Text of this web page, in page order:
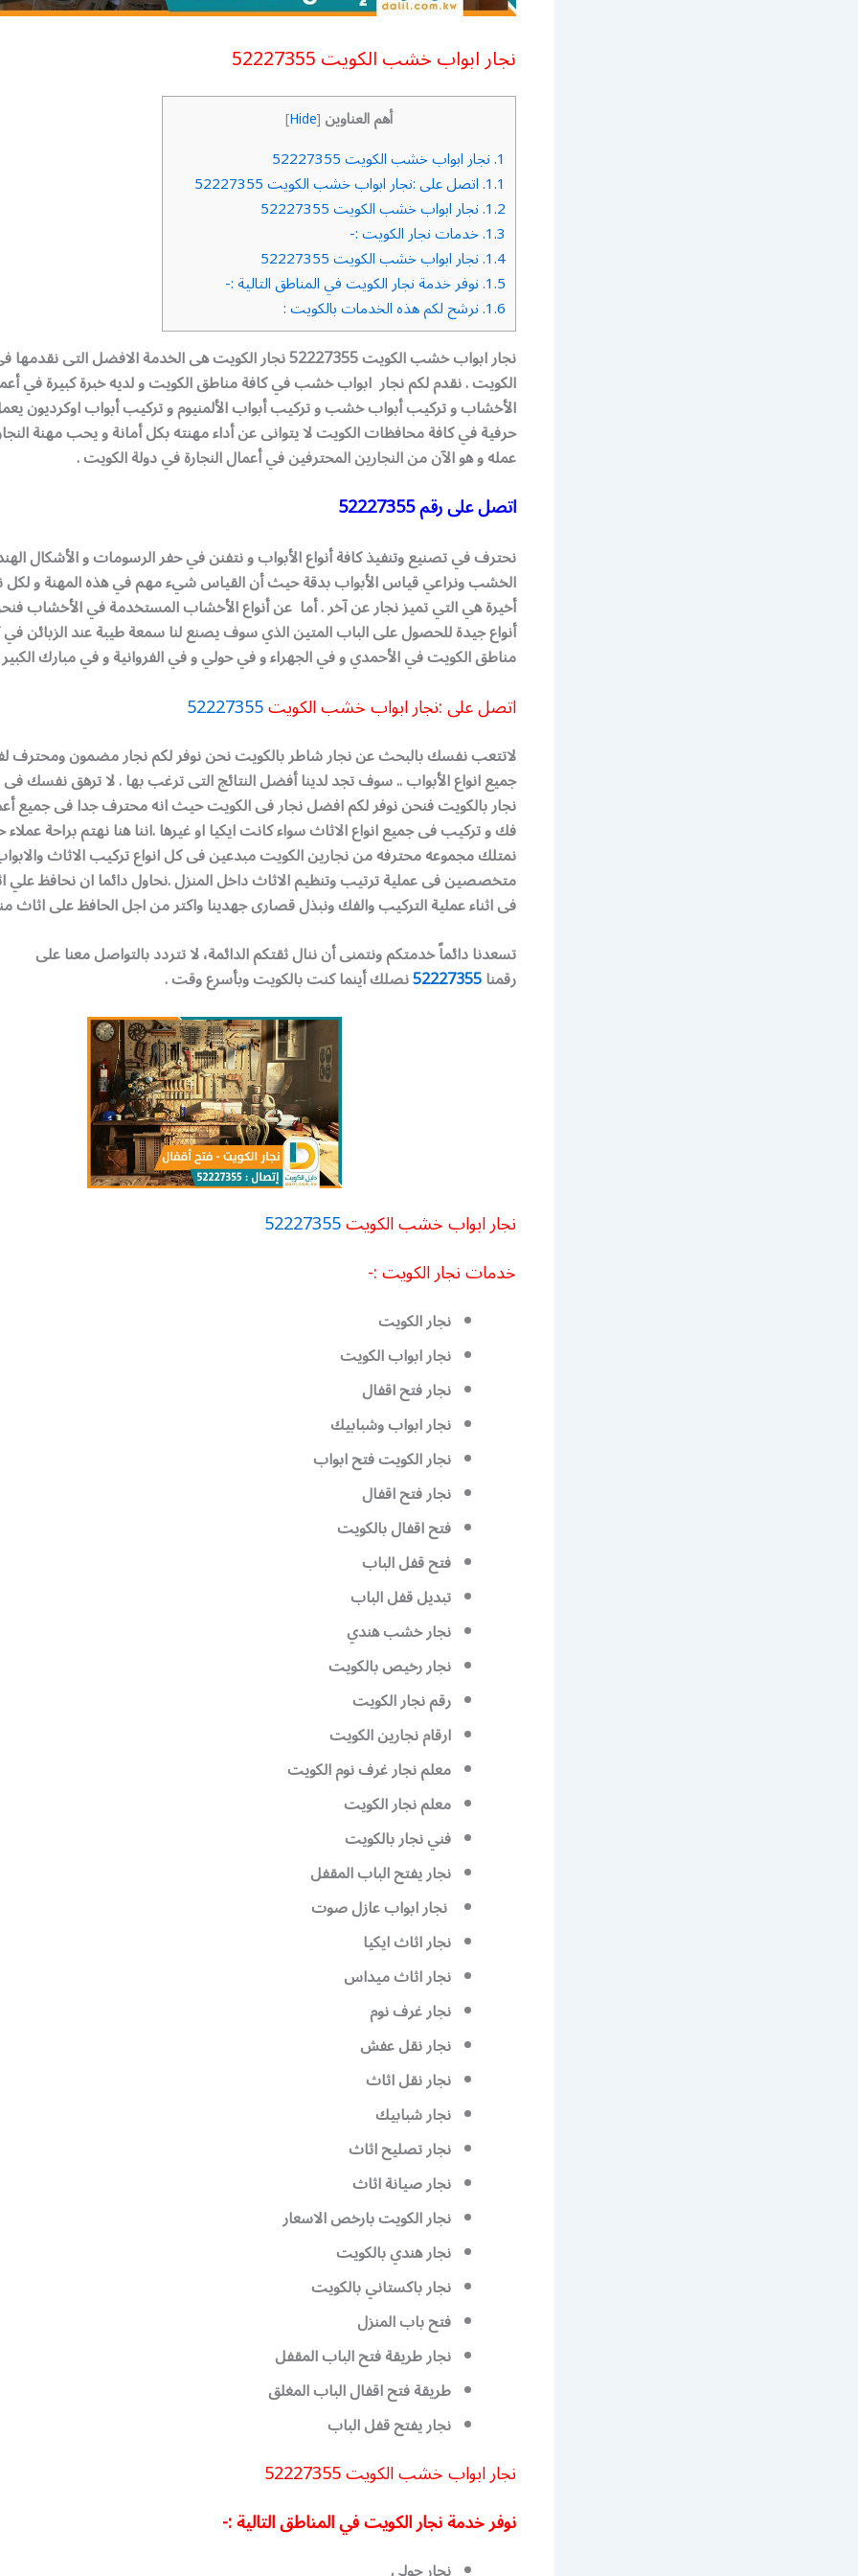
نجار ابواب خشب الكويت 52227355
أهم العناوين [
Hide
]
1. نجار ابواب خشب الكويت 52227355
1.1. اتصل على :نجار ابواب خشب الكويت 52227355
1.2. نجار ابواب خشب الكويت 52227355
1.3. خدمات نجار الكويت :-
1.4. نجار ابواب خشب الكويت 52227355
1.5. نوفر خدمة نجار الكويت في المناطق التالية :-
1.6. نرشح لكم هذه الخدمات بالكويت :
نجار ابواب خشب الكويت 52227355 نجار الكويت هى الخدمة الافضل التى
الكويت . نقدم لكم نجار ابواب خشب في كافة مناطق الكويت و لديه خبرة كبيرة في
الأخشاب و تركيب أبواب خشب و تركيب أبواب الألمنيوم و تركيب أبواب اوكرديون
حرفية في كافة محافظات الكويت لا يتوانى عن أداء مهنته بكل أمانة و يحب مهنة
عمله و هو الآن من النجارين المحترفين في أعمال النجارة في دولة الكويت .
اتصل على رقم52227355
نحترف في تصنيع وتنفيذ كافة أنواع الأبواب و نتفنن في حفر الرسومات و الأشكال
الخشب ونراعي قياس الأبواب بدقة حيث أن القياس شيء مهم في هذه المهنة و لكل
أخيرة هي التي تميز نجار عن آخر . أما عن أنواع الأخشاب المستخدمة في الأخشاب
أنواع جيدة للحصول على الباب المتين الذي سوف يصنع لنا سمعة طيبة عند الزبائن في
مناطق الكويت في الأحمدي و في الجهراء و في حولي و في الفروانية و في مبارك
اتصل على :نجار ابواب خشب الكويت52227355
لاتتعب نفسك بالبحث عن نجار شاطر بالكويت نحن نوفر لكم نجار مضمون ومحترف
جميع انواع الأبواب ..سوف تجد لدينا أفضل النتائج التى ترغب بها . لا ترهق نفسك
نجار بالكويت فنحن نوفر لكم افضل نجار فى الكويت حيث انه محترف جدا فى جميع
فك و تركيب فى جميع انواع الاثاث سواء كانت ايكيا او غيرها .اننا هنا نهتم براحة عملاء
نمتلك مجموعه محترفه من نجارين الكويت مبدعين فى كل انواع تركيب الاثاث
متخصصين فى عملية ترتيب وتنظيم الاثاث داخل المنزل .نحاول دائما ان نحافظ علي
فى اثناء عملية التركيب والفك ونبذل قصارى جهدينا واكتر من اجل الحافظ على اثاث
تسعدنا دائماً خدمتكم ونتمنى أن ننال ثقتكم الدائمة، لا تتردد بالتواصل معنا على
رقمنا52227355نصلك أينما كنت بالكويت وبأسرع وقت .
نجار ابواب خشب الكويت
خدمات نجار الكويت :-
نجار الكويت
نجار ابواب الكويت
نجار فتح اقفال
نجار ابواب وشبابيك
نجار الكويت فتح ابواب
نجار فتح اقفال
فتح اقفال بالكويت
فتح قفل الباب
تبديل قفل الباب
نجار خشب هندي
نجار رخيص بالكويت
رقم نجار الكويت
ارقام نجارين الكويت
معلم نجار غرف نوم الكويت
معلم نجار الكويت
فني نجار بالكويت
نجار يفتح الباب المقفل
نجار ابواب عازل صوت
نجار اثاث ايكيا
نجار اثاث ميداس
نجار غرف نوم
نجار نقل عفش
نجار نقل اثاث
نجار شبابيك
نجار تصليح اثاث
نجار صيانة اثاث
نجار الكويت بارخص الاسعار
نجار هندي بالكويت
نجار باكستاني بالكويت
فتح باب المنزل
نجار طريقة فتح الباب المقفل
طريقة فتح اقفال الباب المغلق
نجار يفتح قفل الباب
نجار ابواب خشب الكويت 52227355
نوفر خدمة نجار الكويت في المناطق التالية :-